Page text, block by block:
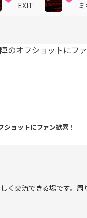
EXIT ミ
ョットにファン歓喜！
く交流できる場です。周